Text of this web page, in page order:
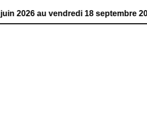
vendredi 18 septembre